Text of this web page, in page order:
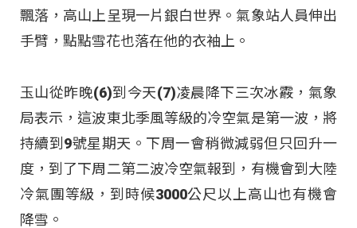
飄落，高山上呈現一片銀白世界。氣象站人員伸出
手臂，點點雪花也落在他的衣袖上。
玉山從昨晚(6)到今天(7)凌晨降下三次冰霰，氣象
局表示，這波東北季風等級的冷空氣是第一波，將
持續到9號星期天。下周一會稍微減弱但只回升一
度，到了下周二第二波冷空氣報到，有機會到大陸
冷氣團等級，到時候3000公尺以上高山也有機會
降雪。